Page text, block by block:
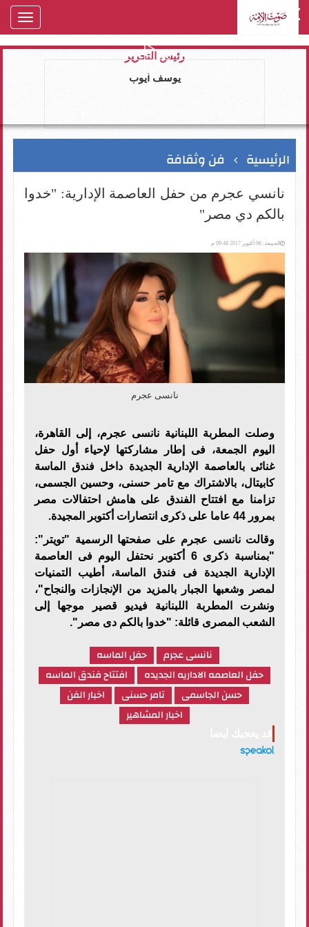
رئيس التحرير
يوسف ايوب
الرئيسية فن وثقافة
نانسي عجرم من حفل العاصمة الإدارية: "خدوا
بالكم دي مصر"
الجمعة، 06 أكتوبر 2017 09:48 م
نانسى عجرم
وصلت المطربة اللبنانية نانسى عجرم، إلى القاهرة،
اليوم الجمعة، فى إطار مشاركتها لإحياء أول حفل
غنائى بالعاصمة الإدارية الجديدة داخل فندق الماسة
كابيتال، بالاشتراك مع تامر حسنى، وحسين الجسمى،
تزامنا مع افتتاح الفندق على هامش احتفالات مصر
بمرور 44 عاما على ذكرى انتصارات أكتوبر المجيدة.
وقالت نانسى عجرم على صفحتها الرسمية "تويتر":
"بمناسبة ذكرى 6 أكتوبر نحتفل اليوم فى العاصمة
الإدارية الجديدة فى فندق الماسة، أطيب التمنيات
لمصر وشعبها الجبار بالمزيد من الإنجازات والنجاح"،
ونشرت المطربة اللبنانية فيديو قصير موجها إلى
الشعب المصرى قائلة: "خدوا بالكم دى مصر".
نانسى عجرم
حفل الماسه
حفل العاصمه الاداريه الجديده
افتتاح فندق الماسه
حسن الجاسمى
تامر حسنى
اخبار الفن
اخبار المشاهير